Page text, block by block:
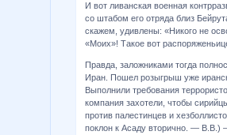
И вот ливанская военная
со штабом его отряда близ
скажем, удивлены: «Никого не
«Моих»! Такое вот
Правда, заложниками тогда
Иран. Пошел розыгрыш уже
Выполнили требования
компания захотели, чтобы
против палестинцев и
поклон к Асаду вторично. — В.В.)